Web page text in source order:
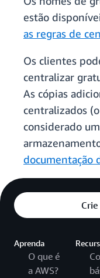
estão
as regras de
Os clientes
centralizar
As cópias
centralizados
considerado
documentação
Aprenda
O que é
a AWS?